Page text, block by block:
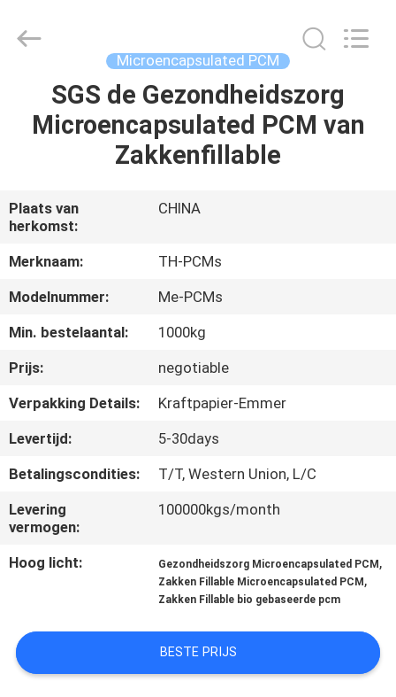
HUIS
PRODUCTEN
ONGEVEER
ONS
FABRIEKSREIS
CONTACTEER
ONS
GEVALLEN
PRIVACY
energy
Technology
Microencapsulated PCM
SGS de Gezondheidszorg
Microencapsulated PCM van
Zakkenfillable
Plaats van
herkomst:
CHINA
Merknaam:
TH-PCMs
Modelnummer:
Me-PCMs
Min. bestelaantal:
1000kg
Prijs:
negotiable
Verpakking Details:
Kraftpapier-Emmer
Levertijd:
5-30days
Betalingscondities:
T/T, Western Union, L/C
Levering
vermogen:
100000kgs/month
Hoog licht: Gezondheidszorg Microencapsulated PCM ,
Zakken Fillable Microencapsulated PCM ,
Zakken Fillable bio gebaseerde pcm
BESTE PRIJS